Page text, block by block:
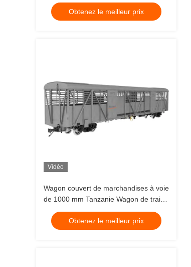
Obtenez le meilleur prix
Vidéo
Wagon couvert de marchandises à voie
de 1000 mm Tanzanie Wagon de train
de marchandises en acier
Obtenez le meilleur prix